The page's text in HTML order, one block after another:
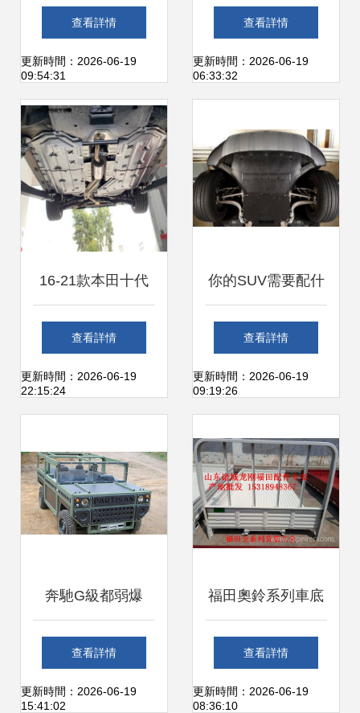
全面解析防護作用
與高性價比推薦
查看詳情
更新時間：2026-06-19
09:54:31
本田奧德賽/艾力紳
混動版底盤發(fā)
南
查看詳情
更新時間：2026-06-19
06:33:32
16-21款本田十代
思域車身下護板與
底盤防護板的全面
查看詳情
更新時間：2026-06-19
22:15:24
你的SUV需要配什
么樣的車底護板？
全面解析車底防護
查看詳情
更新時間：2026-06-19
09:19:26
奔馳G級都弱爆
了！這車才是越野
之王，質(zhì)保
查看詳情
更新時間：2026-06-19
15:41:02
福田奧鈴系列車底
防護板選購指南 原
廠品質(zhì)與實用
查看詳情
更新時間：2026-06-19
08:36:10